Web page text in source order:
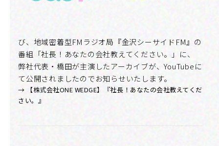
び、地域密着型FMラジオ局『金沢シーサイドFM』の
番組「社長！あなたの会社教えてください。」に、
弊社代表・橋田が主演したアーカイブが、YouTubeに
て公開されましたのでお知らせいたします。
→ 【株式会社ONE WEDGE】『社長！あなたの会社教えてくだ
さい。』